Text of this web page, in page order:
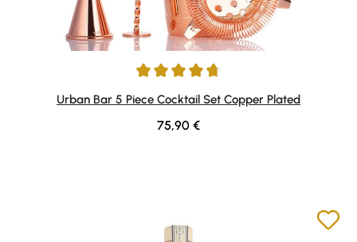
Durchschnittliche Bewertung von 4.8 von 5 Sternen
Urban Bar 5 Piece Cocktail Set Copper Plated
Regulärer Preis:
75,90 €